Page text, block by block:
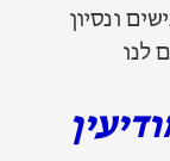
ונסיון
לנו